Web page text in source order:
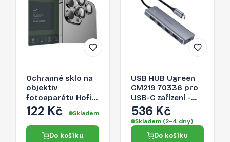
Ochranné sklo na
objektiv
fotoaparátu Hofi
Camring Pro+
Apple iPhone 13
Pro/13 Pro Max -
černá
122 Kč Skladem
Do košíku
USB HUB Ugreen
CM219 70336 pro
USB-C zařízení -
šedá
536 Kč
Skladem (2-4 dny)
Do košíku